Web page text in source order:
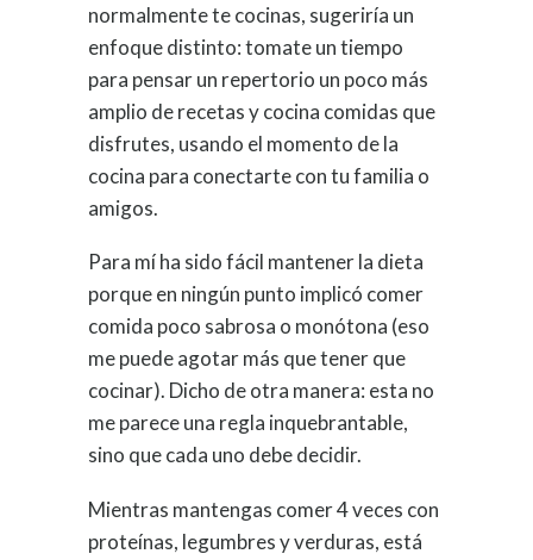
normalmente te cocinas, sugeriría un
enfoque distinto: tomate un tiempo
para pensar un repertorio un poco más
amplio de recetas y cocina comidas que
disfrutes, usando el momento de la
cocina para conectarte con tu familia o
amigos.
Para mí ha sido fácil mantener la dieta
porque en ningún punto implicó comer
comida poco sabrosa o monótona (eso
me puede agotar más que tener que
cocinar). Dicho de otra manera: esta no
me parece una regla inquebrantable,
sino que cada uno debe decidir.
Mientras mantengas comer 4 veces con
proteínas, legumbres y verduras, está